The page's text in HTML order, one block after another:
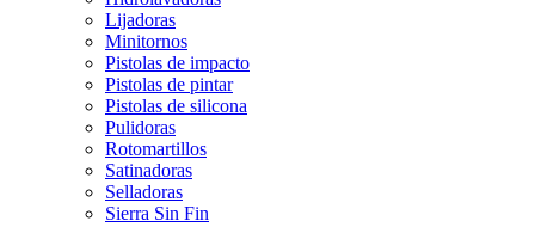
Lijadoras
Minitornos
Pistolas de impacto
Pistolas de pintar
Pistolas de silicona
Pulidoras
Rotomartillos
Satinadoras
Selladoras
Sierra Sin Fin